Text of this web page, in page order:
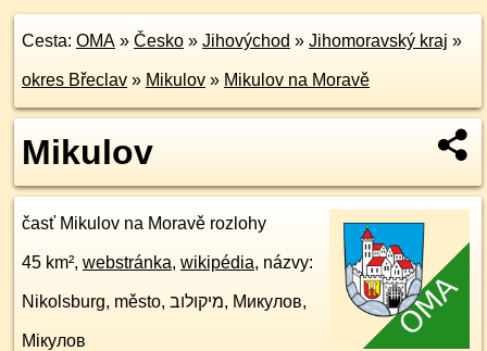
Cesta: OMA » Česko » Jihovýchod » Jihomoravský kraj »
okres Břeclav » Mikulov » Mikulov na Moravě
Mikulov
časť Mikulov na Moravě rozlohy
45 km², webstránka, wikipédia, názvy:
Nikolsburg, město, מיקולוב, Микулов,
Мікулов